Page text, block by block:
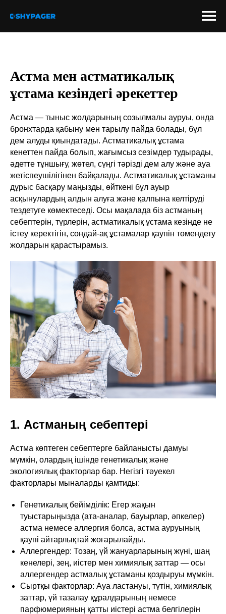
Астма мен астматикалық
ұстама кезіндегі әрекеттер
Астма — тыныс жолдарының созылмалы ауруы, онда
бронхтарда қабыну мен тарылу пайда болады, бұл
дем алуды қиындатады. Астматикалық ұстама
кенеттен пайда болып, жағымсыз сезімдер тудырады,
әдетте тұншығу, жөтел, сүңгі тәрізді дем алу және ауа
жетіспеушілігінен байқалады. Астматикалық ұстаманы
дұрыс басқару маңызды, өйткені бұл ауыр
асқынулардың алдын алуға және қалпына келтіруді
тездетуге көмектеседі. Осы мақалада біз астманың
себептерін, түрлерін, астматикалық ұстама кезінде не
істеу керектігін, сондай-ақ ұстамалар қаупін төмендету
жолдарын қарастырамыз.
1. Астманың себептері
Астма көптеген себептерге байланысты дамуы
мүмкін, олардың ішінде генетикалық және
экологиялық факторлар бар. Негізгі тәуекел
факторлары мыналарды қамтиды:
Генетикалық бейімділік: Егер жақын
туыстарыңызда (ата-аналар, бауырлар, әпкелер)
астма немесе аллергия болса, астма ауруының
қаупі айтарлықтай жоғарылайды.
Аллергендер: Тозаң, үй жануарларының жүні, шаң
кенелері, зең, иістер мен химиялық заттар — осы
аллергендер астмалық ұстаманы қоздыруы мүмкін.
Сыртқы факторлар: Ауа ластануы, түтін, химиялық
заттар, үй тазалау құралдарының немесе
парфюмерияның қатты иістері астма белгілерін